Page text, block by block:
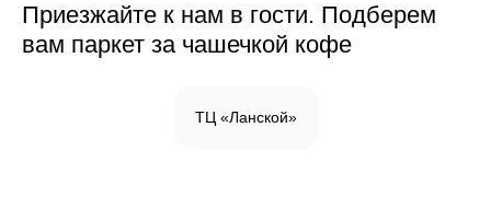
Приезжайте к нам в гости. Подберем
вам паркет за чашечкой кофе
ТЦ «Ланской»